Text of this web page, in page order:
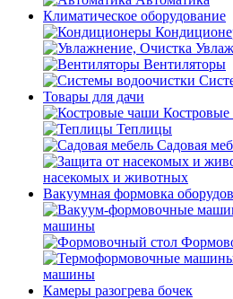
Климатическое оборудование
Вентиляторы
Товары для дачи
Теплицы
Садовая
насекомых и животных
Вакуумная формовка
машины
машины
Камеры разогрева бочек